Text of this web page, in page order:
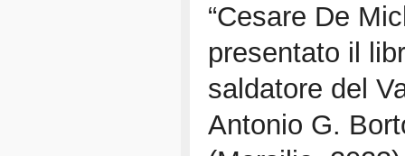
“Cesare De
presentato il
saldatore del
Antonio G.